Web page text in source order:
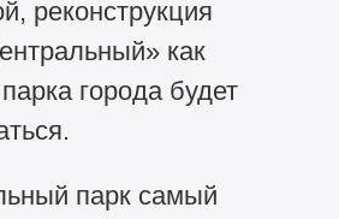
реконструкция
как
города будет
парк самый